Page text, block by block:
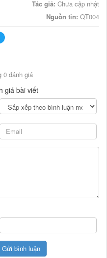
Tác giả: Chưa cập nhật
Nguồn tin: QT004
0 đánh giá
giá bài viết